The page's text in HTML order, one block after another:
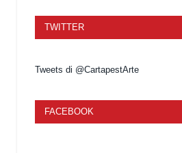
TWITTER
Tweets di @CartapestArte
FACEBOOK